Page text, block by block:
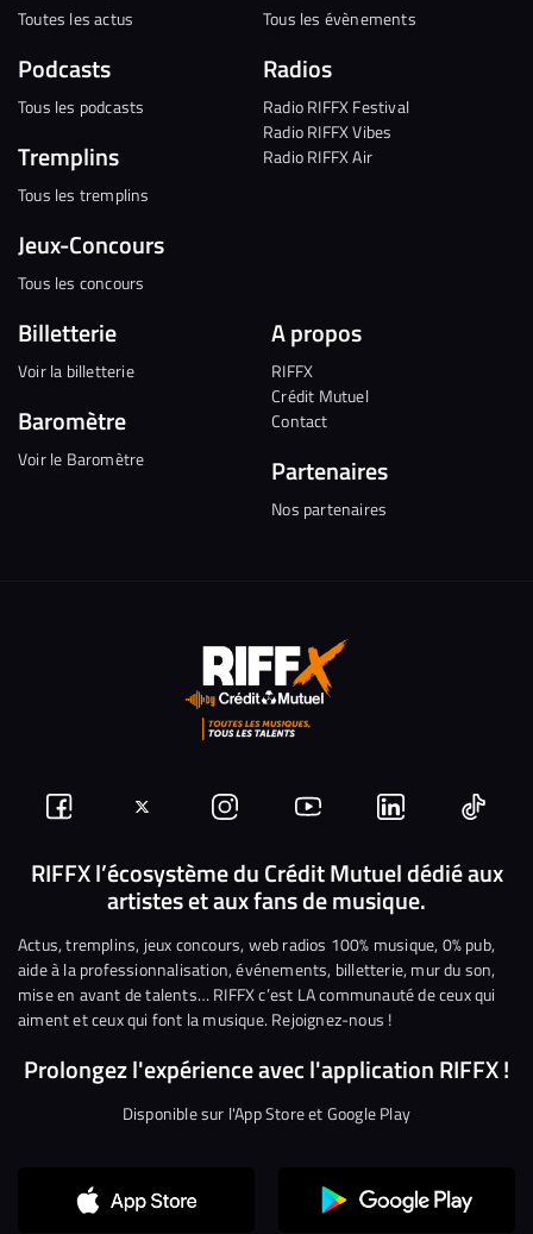
Toutes les actus
Podcasts
Tous les podcasts
Tremplins
Tous les tremplins
Jeux-Concours
Tous les concours
Tous les évènements
Radios
Radio RIFFX Festival
Radio RIFFX Vibes
Radio RIFFX Air
Billetterie
Voir la billetterie
Baromètre
Voir le Baromètre
A propos
RIFFX
Crédit Mutuel
Contact
Partenaires
Nos partenaires
Suivez-
nous
Facebook
Suivez-
nous
sur
Twitter
Nous
rejoindre
sur
Instagram
Nous
rejoindre
sur
YouTube
Nous
rejoindre
sur
Linkedin
Nous
RIFFX l’écosystème du Crédit Mutuel dédié aux
artistes et aux fans de musique.
Actus, tremplins, jeux concours, web radios 100% musique, 0% pub,
aide à la professionnalisation, événements, billetterie, mur du son,
mise en avant de talents… RIFFX c’est LA communauté de ceux qui
aiment et ceux qui font la musique. Rejoignez-nous !
Prolongez l'expérience avec l'application RIFFX !
Disponible sur l'App Store et Google Play